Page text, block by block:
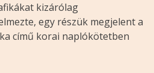
kizárólag
egy részük megjelent a
című korai naplókötetben